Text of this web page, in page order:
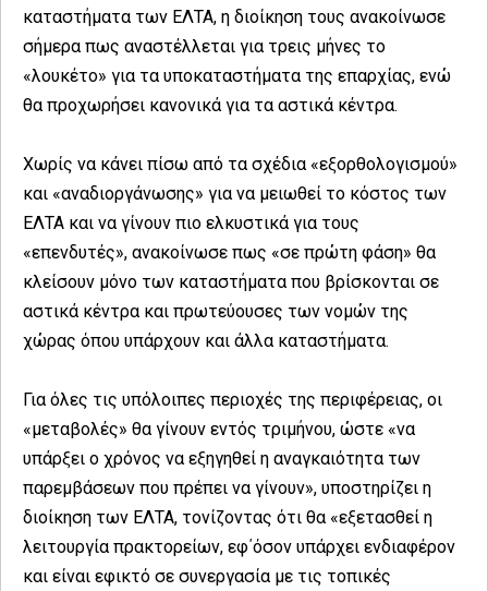
καταστήματα των ΕΛΤΑ, η διοίκηση τους ανακοίνωσε
σήμερα πως αναστέλλεται για τρεις μήνες το
«λουκέτο» για τα υποκαταστήματα της επαρχίας, ενώ
θα προχωρήσει κανονικά για τα αστικά κέντρα.
Χωρίς να κάνει πίσω από τα σχέδια «εξορθολογισμού»
και «αναδιοργάνωσης» για να μειωθεί το κόστος των
ΕΛΤΑ και να γίνουν πιο ελκυστικά για τους
«επενδυτές», ανακοίνωσε πως «σε πρώτη φάση» θα
κλείσουν μόνο των καταστήματα που βρίσκονται σε
αστικά κέντρα και πρωτεύουσες των νομών της
χώρας όπου υπάρχουν και άλλα καταστήματα.
Για όλες τις υπόλοιπες περιοχές της περιφέρειας, οι
«μεταβολές» θα γίνουν εντός τριμήνου, ώστε «να
υπάρξει ο χρόνος να εξηγηθεί η αναγκαιότητα των
παρεμβάσεων που πρέπει να γίνουν», υποστηρίζει η
διοίκηση των ΕΛΤΑ, τονίζοντας ότι θα «εξετασθεί η
λειτουργία πρακτορείων, εφ΄όσον υπάρχει ενδιαφέρον
και είναι εφικτό σε συνεργασία με τις τοπικές